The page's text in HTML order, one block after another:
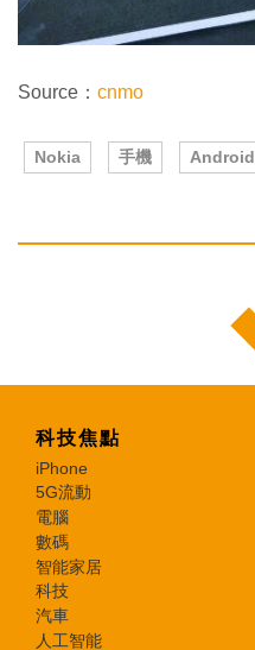
Source： cnmo
Nokia 手機 Android
科技焦點
iPhone
5G流動
電腦
數碼
智能家居
科技
汽車
人工智能